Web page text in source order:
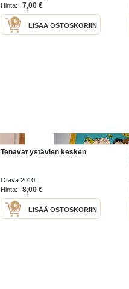
Hinta:
7,00 €
LISÄÄ OSTOSKORIIN
Tenavat ystävien kesken
Otava 2010
Hinta:
8,00 €
LISÄÄ OSTOSKORIIN